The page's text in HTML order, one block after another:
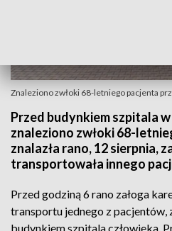
Znaleziono zwłoki 68-letniego pacjenta
Przed budynkiem szpitala
znaleziono zwłoki 68-
znalazła rano, 12 sierpnia,
transportowała innego
Przed godziną 6 rano załoga
transportu jednego z pacjentów,
budynkiem szpitala człowieka.